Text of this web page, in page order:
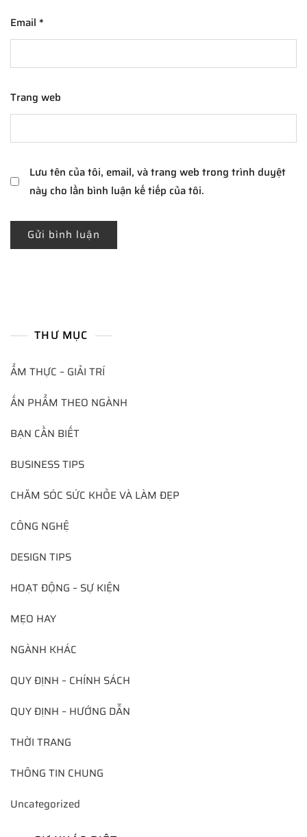
Email *
Trang web
Lưu tên của tôi, email, và trang web trong trình duyệt
này cho lần bình luận kế tiếp của tôi.
THƯ MỤC
ẨM THỰC – GIẢI TRÍ
ẤN PHẨM THEO NGÀNH
BẠN CẦN BIẾT
BUSINESS TIPS
CHĂM SÓC SỨC KHỎE VÀ LÀM ĐẸP
CÔNG NGHỆ
DESIGN TIPS
HOẠT ĐỘNG – SỰ KIỆN
MẸO HAY
NGÀNH KHÁC
QUY ĐỊNH – CHÍNH SÁCH
QUY ĐỊNH – HƯỚNG DẪN
THỜI TRANG
THÔNG TIN CHUNG
Uncategorized